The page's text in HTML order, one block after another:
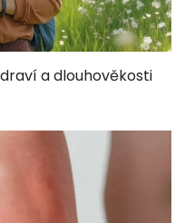
a dlouhověkosti